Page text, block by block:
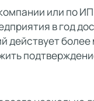
или по
в год
действует более